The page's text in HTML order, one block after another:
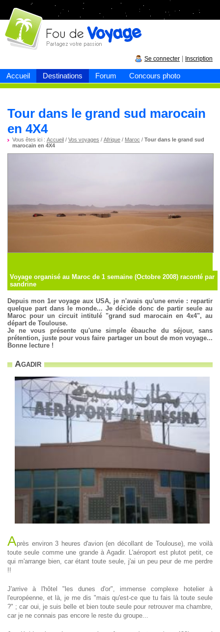
Accueil Destinations Forum Concours photo
Fou devoyage
Se connecter Inscription
Tour dans le grand sud marocain
en 4X4
Vous êtes ici : Accueil / Vos voyages / Afrique / Maroc / Tour dans le grand sud
marocain en 4X4
Depuis mon 1er voyage aux USA, je n'avais qu'une envie : repartir
quelque part dans le monde... Je décide donc de partir seule au
Maroc pour un circuit intitulé "grand sud marocain en 4x4", au
départ de Toulouse.
Je ne vous présente qu'une simple ébauche du séjour, sans
prétention, juste pour vous faire partager un bout de mon voyage...
Bonne lecture !
Voyage organisé au Maroc de 1 semaine (Octobre 2008) raconté par
sandrine
Agadir
Après environ 3 heures d'avion (en décollant de Toulouse), me voilà
toute seule comme une grande à Agadir. L'aéroport est plutot petit, ce
qui m'arrange bien, car étant toute seule, j'ai un peu peur de me perdre
!!
J'arrive à l'hôtel "les dunes d'or", immense complexe hotelier à
l'européenne, et là, je me dis "mais qu'est-ce que tu fais là toute seule
?" ; car oui, je suis belle et bien toute seule pour retrouver ma chambre,
car je ne connais pas encore le reste du groupe...